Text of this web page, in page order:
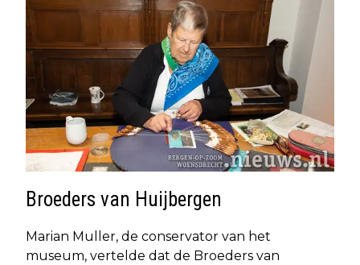
Broeders van Huijbergen
Marian Muller, de conservator van het
museum, vertelde dat de Broeders van